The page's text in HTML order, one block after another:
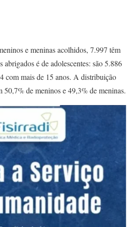
e meninas acolhidos, 7.997 têm
é de adolescentes: são 5.886
com mais de 15 anos. A distribuição
50,7% de meninos e 49,3% de meninas.